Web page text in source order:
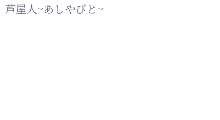
芦屋人~あしやびと~